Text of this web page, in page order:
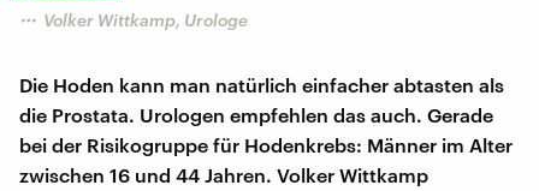
Volker Wittkamp, Urologe
Die Hoden kann man natürlich einfacher abtasten als
die Prostata. Urologen empfehlen das auch. Gerade
bei der Risikogruppe für Hodenkrebs: Männer im Alter
zwischen 16 und 44 Jahren. Volker Wittkamp